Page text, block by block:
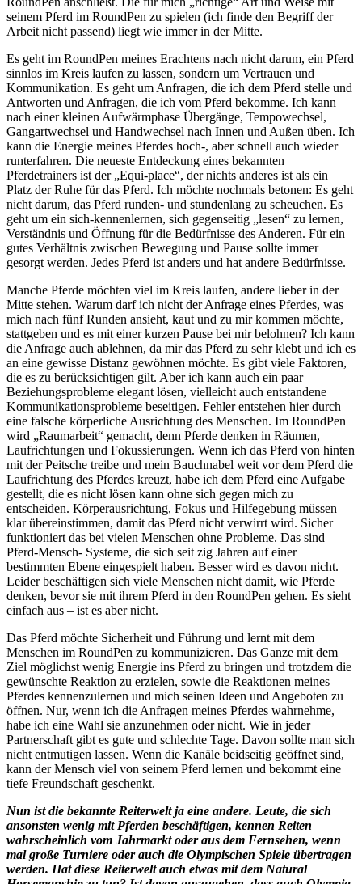
seinem Pferd im RoundPen zu spielen (ich finde den Begriff der
Arbeit nicht passend) liegt wie immer in der Mitte.
Es geht im RoundPen meines Erachtens nach nicht darum, ein Pferd
sinnlos im Kreis laufen zu lassen, sondern um Vertrauen und
Kommunikation. Es geht um Anfragen, die ich dem Pferd stelle und
Antworten und Anfragen, die ich vom Pferd bekomme. Ich kann
nach einer kleinen Aufwärmphase Übergänge, Tempowechsel,
Gangartwechsel und Handwechsel nach Innen und Außen üben. Ich
kann die Energie meines Pferdes hoch-, aber schnell auch wieder
runterfahren. Die neueste Entdeckung eines bekannten
Pferdetrainers ist der „Equi-place“, der nichts anderes ist als ein
Platz der Ruhe für das Pferd. Ich möchte nochmals betonen: Es geht
nicht darum, das Pferd runden- und stundenlang zu scheuchen. Es
geht um ein sich-kennenlernen, sich gegenseitig „lesen“ zu lernen,
Verständnis und Öffnung für die Bedürfnisse des Anderen. Für ein
gutes Verhältnis zwischen Bewegung und Pause sollte immer
gesorgt werden. Jedes Pferd ist anders und hat andere Bedürfnisse.
Manche Pferde möchten viel im Kreis laufen, andere lieber in der
Mitte stehen. Warum darf ich nicht der Anfrage eines Pferdes, was
mich nach fünf Runden ansieht, kaut und zu mir kommen möchte,
stattgeben und es mit einer kurzen Pause bei mir belohnen? Ich kann
die Anfrage auch ablehnen, da mir das Pferd zu sehr klebt und ich es
an eine gewisse Distanz gewöhnen möchte. Es gibt viele Faktoren,
die es zu berücksichtigen gilt. Aber ich kann auch ein paar
Beziehungsprobleme elegant lösen, vielleicht auch entstandene
Kommunikationsprobleme beseitigen. Fehler entstehen hier durch
eine falsche körperliche Ausrichtung des Menschen. Im RoundPen
wird „Raumarbeit“ gemacht, denn Pferde denken in Räumen,
Laufrichtungen und Fokussierungen. Wenn ich das Pferd von hinten
mit der Peitsche treibe und mein Bauchnabel weit vor dem Pferd die
Laufrichtung des Pferdes kreuzt, habe ich dem Pferd eine Aufgabe
gestellt, die es nicht lösen kann ohne sich gegen mich zu
entscheiden. Körperausrichtung, Fokus und Hilfegebung müssen
klar übereinstimmen, damit das Pferd nicht verwirrt wird. Sicher
funktioniert das bei vielen Menschen ohne Probleme. Das sind
Pferd-Mensch- Systeme, die sich seit zig Jahren auf einer
bestimmten Ebene eingespielt haben. Besser wird es davon nicht.
Leider beschäftigen sich viele Menschen nicht damit, wie Pferde
denken, bevor sie mit ihrem Pferd in den RoundPen gehen. Es sieht
einfach aus – ist es aber nicht.
Das Pferd möchte Sicherheit und Führung und lernt mit dem
Menschen im RoundPen zu kommunizieren. Das Ganze mit dem
Ziel möglichst wenig Energie ins Pferd zu bringen und trotzdem die
gewünschte Reaktion zu erzielen, sowie die Reaktionen meines
Pferdes kennenzulernen und mich seinen Ideen und Angeboten zu
öffnen. Nur, wenn ich die Anfragen meines Pferdes wahrnehme,
habe ich eine Wahl sie anzunehmen oder nicht. Wie in jeder
Partnerschaft gibt es gute und schlechte Tage. Davon sollte man sich
nicht entmutigen lassen. Wenn die Kanäle beidseitig geöffnet sind,
kann der Mensch viel von seinem Pferd lernen und bekommt eine
tiefe Freundschaft geschenkt.
Nun ist die bekannte Reiterwelt ja eine andere. Leute, die sich
ansonsten wenig mit Pferden beschäftigen, kennen Reiten
wahrscheinlich vom Jahrmarkt oder aus dem Fernsehen, wenn
mal große Turniere oder auch die Olympischen Spiele übertragen
werden. Hat diese Reiterwelt auch etwas mit dem Natural